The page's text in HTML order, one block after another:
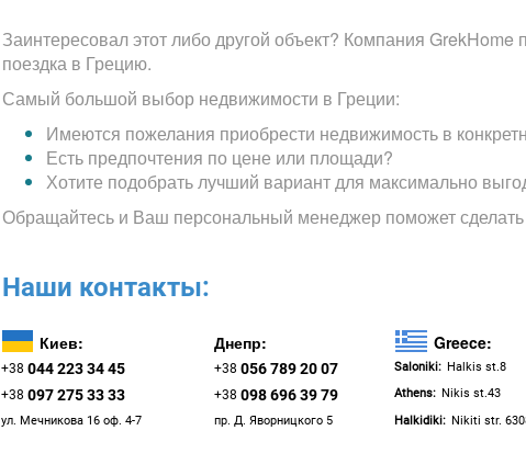
Заинтересовал этот либо другой объект? Компания GrekHome
поездка в Грецию.
Самый большой выбор недвижимости в Греции:
Имеются пожелания приобрести недвижимость в
Есть предпочтения по цене или площади?
Хотите подобрать лучший вариант для максимально
Обращайтесь и Ваш персональный менеджер поможет
Наши контакты:
Киев: Днепр: Greece:
+38 044 223 34 45 +38 056 789 20 07 Saloniki: Halkis st.8
+38 097 275 33 33 +38 098 696 39 79 Athens: Nikis st.43
ул. Мечникова 16 оф. 4-7
пр. Д. Яворницкого 5 Halkidiki: Nikiti str.